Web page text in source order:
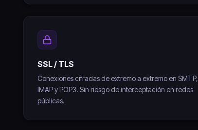
SSL / TLS
Conexiones cifradas de extremo a extremo en SMTP,
IMAP y POP3. Sin riesgo de interceptación en redes
públicas.